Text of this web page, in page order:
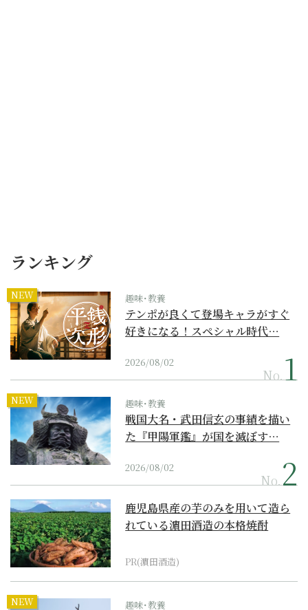
ランキング
NEW 趣味･教養
テンポが良くて登場キャラがすぐ
好きになる！スペシャル時代…
2026/08/02
No.
NEW 趣味･教養
戦国大名・武田信玄の事績を描い
た『甲陽軍鑑』が国を滅ぼす…
2026/08/02
No.
鹿児島県産の芋のみを用いて造ら
れている濵田酒造の本格焼酎
PR(濵田酒造)
NEW 趣味･教養